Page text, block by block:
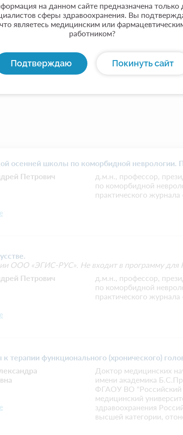
осенней школы по коморбидной неврологии.
Петрович
д.м.н., профессор,
по коморбидной
практического
ООО «ЭГИС-РУС». Не входит в программу
Петрович
д.м.н., профессор,
по коморбидной
практического
терапии функционального (хронического)
Доктор медицинских
имени академика
ФГАОУ ВО "Российский
медицинский
здравоохранения
высшей категории,
на данном сайте предназначена только
сферы здравоохранения. Вы
что являетесь медицинским или
работником?
Подтверждаю Покинуть сайт